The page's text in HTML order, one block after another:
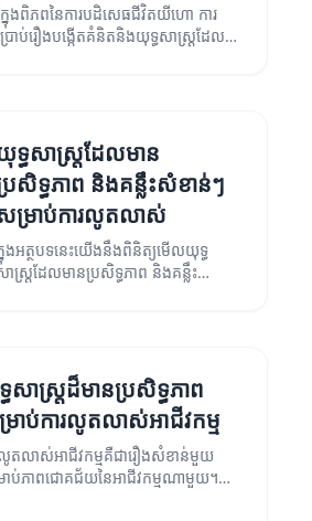
ក្នុងពិភពនៃការបដិសេធជីវិតយីហោ ការ
ប្រាប់រឿងបង្កើតគំនិតនិងយុទ្ធសាស្ត្រដែល
ទ្ធសាស្ត្រដែលមាន
រសិទ្ធភាព និងគន្លឹះសំខាន់ៗ
ម្រាប់ការលូតលាស់
នុងអត្ថបទនេះយើងនឹងពិនិត្យមើលយុទ្ធ
ស្ត្រដែលមានប្រសិទ្ធភាព និងគន្លឹះ
សាស្ត្រដ៏មានប្រសិទ្ធភាព
ាប់ការលូតលាស់អាជីវកម្ម
លូតលាស់អាជីវកម្មគឺជារឿងសំខាន់មួយ
ាប់ភាពជោគជ័យនៃអាជីវកម្មណាមួយ។